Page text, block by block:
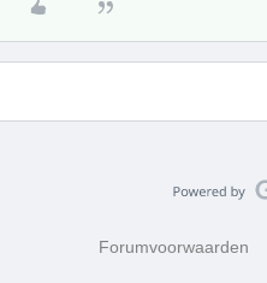
Forumvoorwaarden